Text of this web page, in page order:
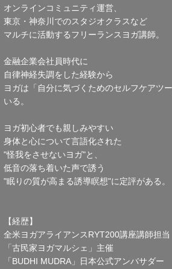
オンラインコミュニティ運営、
東京・神奈川でのスタジオクラスなど
マルチに活動するフリーランスヨガ講師。
金融企業会社員時代に
自律神経失調をした経験から
ヨガは「自分に気づくためのセルフケアツ
いる。
ヨガ初心者でも親しみやすい
身体と心について言語化された
"怪我をさせないヨガ"と、
低音の落ち着いた声で誘う
"眠りの質が高まる誘導瞑想"に定評がある。
【経歴】
全米ヨガアライアンスRYT200講座講師担当
「古民家ヨガマルシェ」主催
「BUDHI MUDRA」日本公式アンバサダー